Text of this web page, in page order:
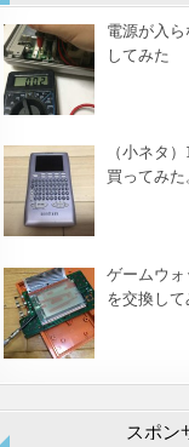
電源が入
してみた
（小ネタ
買ってみた
ゲームウ
を交換して
スポン